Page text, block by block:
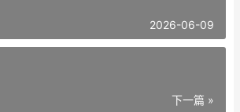
2026-06-09
下一篇 »